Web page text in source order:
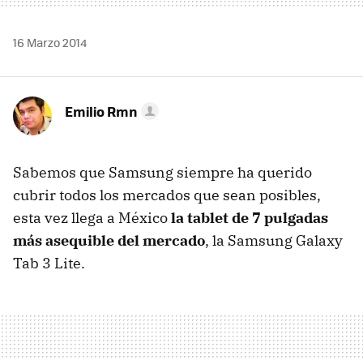
16 Marzo 2014
Emilio Rmn
Sabemos que Samsung siempre ha querido
cubrir todos los mercados que sean posibles,
esta vez llega a Méxicola tablet de 7 pulgadas
más asequible del mercado, la Samsung Galaxy
Tab 3 Lite.